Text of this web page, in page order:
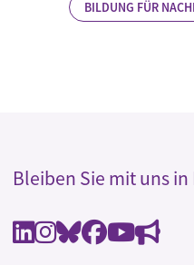
BILDUNG FÜR
Bleiben Sie mit uns